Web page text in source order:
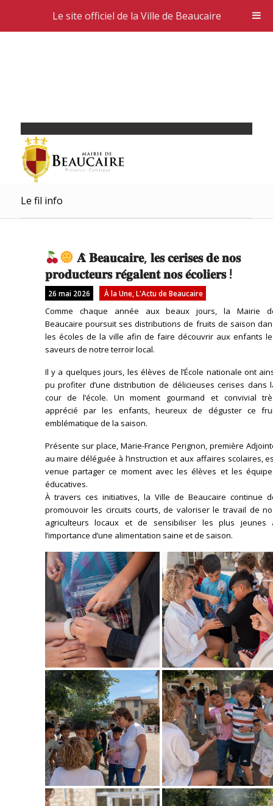
Le fil info
𝐀̀ 𝐁𝐞𝐚𝐮𝐜𝐚𝐢𝐫𝐞, 𝐥𝐞𝐬 𝐜𝐞𝐫𝐢𝐬𝐞𝐬 𝐝𝐞 𝐧𝐨𝐬
𝐩𝐫𝐨𝐝𝐮𝐜𝐭𝐞𝐮𝐫𝐬 𝐫𝐞́𝐠𝐚𝐥𝐞𝐧𝐭 𝐧𝐨𝐬 𝐞́𝐜𝐨𝐥𝐢𝐞𝐫𝐬 !
26 mai 2026 À la Une, L'Actu de Beaucaire
Comme chaque année aux beaux jours, la Mairie
Beaucaire poursuit ses distributions de fruits de saison
les écoles de la ville afin de faire découvrir aux enfants
saveurs de notre terroir local.
Il y a quelques jours, les élèves de l’École nationale ont
pu profiter d’une distribution de délicieuses cerises dans
cour de l’école. Un moment gourmand et convivial
apprécié par les enfants, heureux de déguster ce
emblématique de la saison.
Présente sur place, Marie-France Perignon, première
au maire déléguée à l’instruction et aux affaires scolaires,
venue partager ce moment avec les élèves et les
éducatives.
À travers ces initiatives, la Ville de Beaucaire continue
promouvoir les circuits courts, de valoriser le travail de
agriculteurs locaux et de sensibiliser les plus jeunes
l’importance d’une alimentation saine et de saison.
Le site officiel de la Ville de Beaucaire